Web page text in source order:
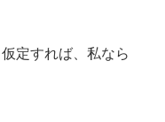
定すれば、私なら